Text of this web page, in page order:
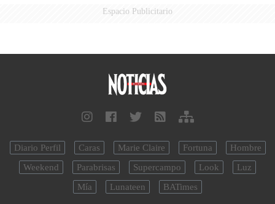
Espacio Publicitario
Diario Perfil Caras Marie Claire Fortuna
Hombre
Weekend
Parabrisas Supercampo Look
Luz
Mía
Lunateen BATimes